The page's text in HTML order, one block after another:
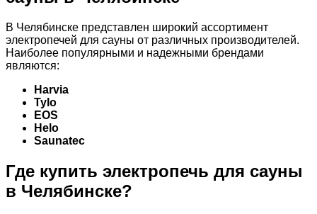
В Челябинске представлен широкий ассортимент
электропечей для сауны от различных производителей.
Наиболее популярными и надежными брендами
являются:
Harvia
Tylo
EOS
Helo
Saunatec
Где купить электропечь для сауны
в Челябинске?